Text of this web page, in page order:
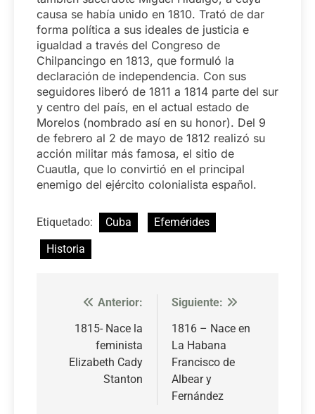
causa se había unido en 1810. Trató de dar
forma política a sus ideales de justicia e
igualdad a través del Congreso de
Chilpancingo en 1813, que formuló la
declaración de independencia. Con sus
seguidores liberó de 1811 a 1814 parte del sur
y centro del país, en el actual estado de
Morelos (nombrado así en su honor). Del 9
de febrero al 2 de mayo de 1812 realizó su
acción militar más famosa, el sitio de
Cuautla, que lo convirtió en el principal
enemigo del ejército colonialista español.
Etiquetado: Cuba
Efemérides
Historia
Navegación
entradas
Anterior:
1815- Nace la
feminista
Elizabeth Cady
Stanton
Siguiente:
1816 – Nace en
La Habana
Francisco de
Albear y
Fernández